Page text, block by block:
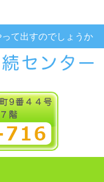
て出すのでしょうか